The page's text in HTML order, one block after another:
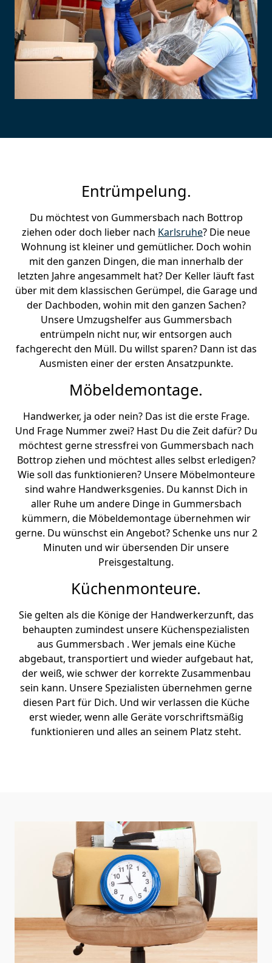
Entrümpelung.
Du möchtest von Gummersbach nach Bottrop
ziehen oder doch lieber nach Karlsruhe? Die neue
Wohnung ist kleiner und gemütlicher. Doch wohin
mit den ganzen Dingen, die man innerhalb der
letzten Jahre angesammelt hat? Der Keller läuft fast
über mit dem klassischen Gerümpel, die Garage und
der Dachboden, wohin mit den ganzen Sachen?
Unsere Umzugshelfer aus Gummersbach
entrümpeln nicht nur, wir entsorgen auch
fachgerecht den Müll. Du willst sparen? Dann ist das
Ausmisten einer der ersten Ansatzpunkte.
Möbeldemontage.
Handwerker, ja oder nein? Das ist die erste Frage.
Und Frage Nummer zwei? Hast Du die Zeit dafür? Du
möchtest gerne stressfrei von Gummersbach nach
Bottrop ziehen und möchtest alles selbst erledigen?
Wie soll das funktionieren? Unsere Möbelmonteure
sind wahre Handwerksgenies. Du kannst Dich in
aller Ruhe um andere Dinge in Gummersbach
kümmern, die Möbeldemontage übernehmen wir
gerne. Du wünschst ein Angebot? Schenke uns nur 2
Minuten und wir übersenden Dir unsere
Preisgestaltung.
Küchenmonteure.
Sie gelten als die Könige der Handwerkerzunft, das
behaupten zumindest unsere Küchenspezialisten
aus Gummersbach . Wer jemals eine Küche
abgebaut, transportiert und wieder aufgebaut hat,
der weiß, wie schwer der korrekte Zusammenbau
sein kann. Unsere Spezialisten übernehmen gerne
diesen Part für Dich. Und wir verlassen die Küche
erst wieder, wenn alle Geräte vorschriftsmäßig
funktionieren und alles an seinem Platz steht.